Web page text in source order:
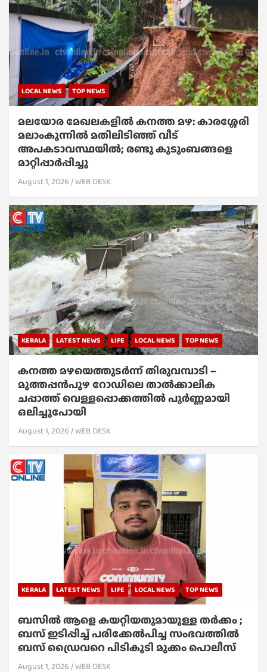
LOCAL NEWS TOP NEWS
മലയോര മേഖലകളിൽ കനത്ത മഴ: കാരശ്ശേരി
മലാംകുന്നിൽ മതിലിടിഞ്ഞ് വീട്
അപകടാവസ്ഥയിൽ; രണ്ടു കുടുംബങ്ങളെ
മാറ്റിപ്പാർപ്പിച്ചു
August 1, 2026 WEB DESK
KERALA LATEST NEWS LIFE LOCAL NEWS TOP NEWS
കനത്ത മഴയെത്തുടർന്ന് തിരുവമ്പാടി –
മുത്തപ്പൻപുഴ റോഡിലെ താൽക്കാലിക
ചപ്പാത്ത് വെള്ളപ്പൊക്കത്തിൽ പൂർണ്ണമായി
ഒലിച്ചുപോയി
August 1, 2026 WEB DESK
KERALA LATEST NEWS LIFE LOCAL NEWS TOP NEWS
ബസിൽ ആളെ കയറ്റിയതുമായുള്ള തർക്കം ;
ബസ് ഇടിപ്പിച്ച് പരിക്കേൽപിച്ച സംഭവത്തിൽ
ബസ് ഡ്രൈവറെ പിടികൂടി മുക്കം പൊലീസ്
August 1, 2026 WEB DESK